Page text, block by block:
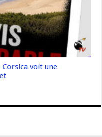
Corsica voit une